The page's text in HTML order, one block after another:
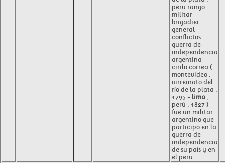
perú rango
militar
brigadier
general
conflictos
guerra de
independencia
argentina
cirilo correa (
montevideo ,
virreinato del
río de la plata ,
1795 - lima ,
perú , 1827 )
fue un militar
argentino que
participó en la
guerra de
independencia
de su país y en
el perú .